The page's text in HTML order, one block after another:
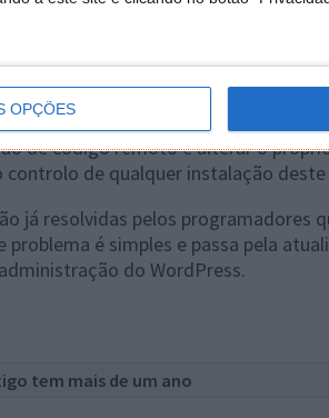
OPÇÕEScriticidade, pelo que devem ser
de código remoto e alterar o
de qualquer instalação deste
já resolvidas pelos programadores
problema é simples e passa pela
do WordPress.
tem mais de um ano